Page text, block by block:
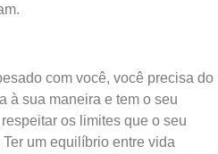
com você, você precisa do
à sua maneira e tem o seu
os limites que o seu
um equilíbrio entre vida